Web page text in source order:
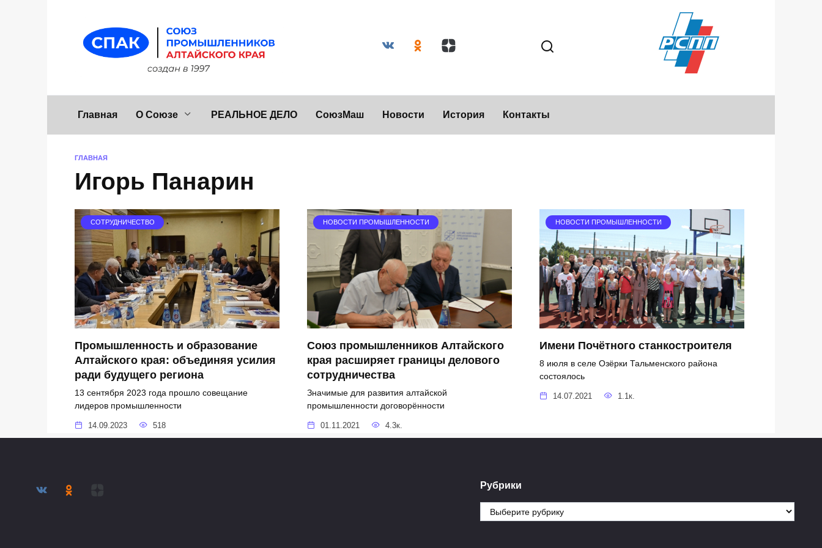
Главная О Союзе РЕАЛЬНОЕ ДЕЛО СоюзМаш Новости История Контакты
ГЛАВНАЯ
Игорь Панарин
СОТРУДНИЧЕСТВО
Промышленность и образование
Алтайского края: объединяя усилия
ради будущего региона
13 сентября 2023 года прошло совещание
лидеров промышленности
14.09.2023 518
НОВОСТИ ПРОМЫШЛЕННОСТИ
Союз промышленников Алтайского
края расширяет границы делового
сотрудничества
Значимые для развития алтайской
промышленности договорённости
01.11.2021 4.3к.
НОВОСТИ ПРОМЫШЛЕННОСТИ
Имени Почётного станкостроителя
8 июля в селе Озёрки Тальменского района
состоялось
14.07.2021 1.1к.
Рубрики
Рубрики